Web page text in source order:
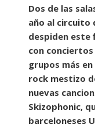
Dos de las
año al circuito
despiden este
con
grupos más
rock mestizo
nuevas
Skizophonic,
barceloneses